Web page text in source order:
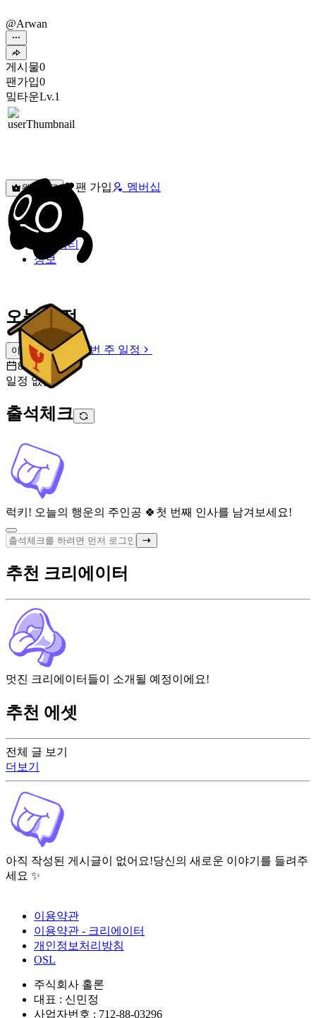
@Arwan
게시물0
팬가입0
밐타운Lv.1
원픽선택 팬 가입 멤버십
밐타운
피드
커뮤니티
정보
오늘 일정
이번 주 일정
이번 주 일정
8월 8일 [토]
일정 없음
출석체크
럭키! 오늘의 행운의 주인공 🍀 첫 번째 인사를 남겨보세요!
전체 글 보기
더보기
아직 작성된 게시글이 없어요!당신의 새로운 이야기를 들려주
세요 ✨
추천 크리에이터
멋진 크리에이터들이 소개될 예정이에요!
추천 에셋
이용약관
이용약관 - 크리에이터
개인정보처리방침
OSL
주식회사 홀론
대표 : 신민정
사업자번호 : 712-88-03296